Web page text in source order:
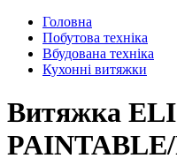
Головна
Побутова техніка
Вбудована техніка
Кухонні витяжки
Витяжка